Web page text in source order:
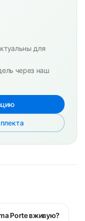
для
через наш
Porte вживую?